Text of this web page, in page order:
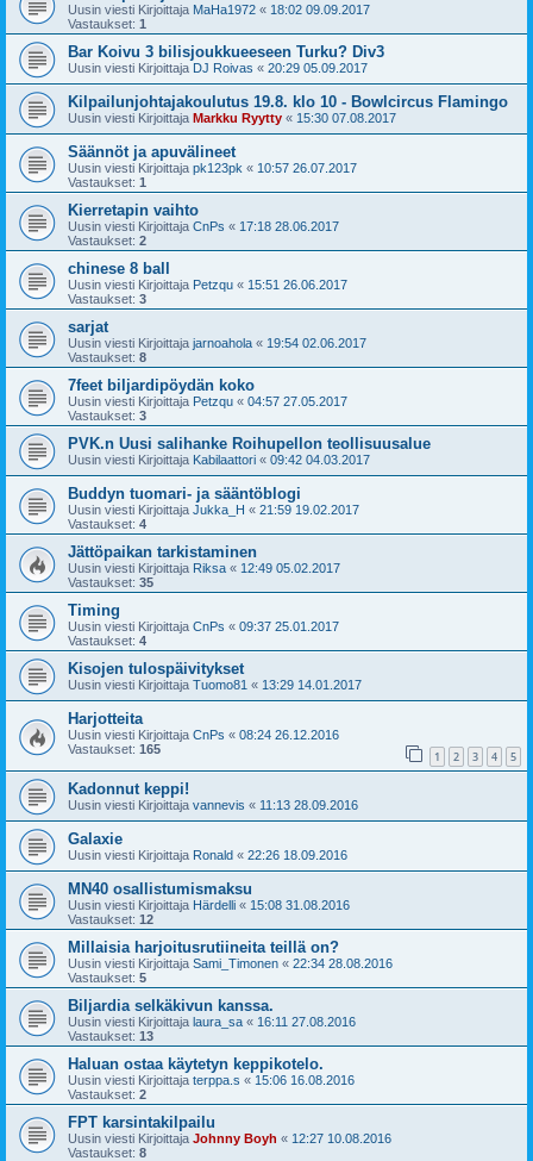
Uusin viesti Kirjoittaja MaHa1972 « 18:02 09.09.2017
Vastaukset: 1
Bar Koivu 3 bilisjoukkueeseen Turku? Div3
Uusin viesti Kirjoittaja DJ Roivas « 20:29 05.09.2017
Kilpailunjohtajakoulutus 19.8. klo 10 - Bowlcircus Flamingo
Uusin viesti Kirjoittaja Markku Ryytty « 15:30 07.08.2017
Säännöt ja apuvälineet
Uusin viesti Kirjoittaja pk123pk « 10:57 26.07.2017
Vastaukset: 1
Kierretapin vaihto
Uusin viesti Kirjoittaja CnPs « 17:18 28.06.2017
Vastaukset: 2
chinese 8 ball
Uusin viesti Kirjoittaja Petzqu « 15:51 26.06.2017
Vastaukset: 3
sarjat
Uusin viesti Kirjoittaja jarnoahola « 19:54 02.06.2017
Vastaukset: 8
7feet biljardipöydän koko
Uusin viesti Kirjoittaja Petzqu « 04:57 27.05.2017
Vastaukset: 3
PVK.n Uusi salihanke Roihupellon teollisuusalue
Uusin viesti Kirjoittaja Kabilaattori « 09:42 04.03.2017
Buddyn tuomari- ja sääntöblogi
Uusin viesti Kirjoittaja Jukka_H « 21:59 19.02.2017
Vastaukset: 4
Jättöpaikan tarkistaminen
Uusin viesti Kirjoittaja Riksa « 12:49 05.02.2017
Vastaukset: 35
Timing
Uusin viesti Kirjoittaja CnPs « 09:37 25.01.2017
Vastaukset: 4
Kisojen tulospäivitykset
Uusin viesti Kirjoittaja Tuomo81 « 13:29 14.01.2017
Harjotteita
Uusin viesti Kirjoittaja CnPs « 08:24 26.12.2016
Vastaukset: 165 1 2 3 4 5
Kadonnut keppi!
Uusin viesti Kirjoittaja vannevis « 11:13 28.09.2016
Galaxie
Uusin viesti Kirjoittaja Ronald « 22:26 18.09.2016
MN40 osallistumismaksu
Uusin viesti Kirjoittaja Härdelli « 15:08 31.08.2016
Vastaukset: 12
Millaisia harjoitusrutiineita teillä on?
Uusin viesti Kirjoittaja Sami_Timonen « 22:34 28.08.2016
Vastaukset: 5
Biljardia selkäkivun kanssa.
Uusin viesti Kirjoittaja laura_sa « 16:11 27.08.2016
Vastaukset: 13
Haluan ostaa käytetyn keppikotelo.
Uusin viesti Kirjoittaja terppa.s « 15:06 16.08.2016
Vastaukset: 2
FPT karsintakilpailu
Uusin viesti Kirjoittaja Johnny Boyh « 12:27 10.08.2016
Vastaukset: 8